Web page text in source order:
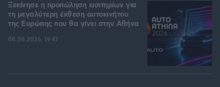
Ξεκίνησε η προπώληση εισιτηρίων για
τη μεγαλύτερη έκθεση αυτοκινήτου
της Ευρώπης που θα γίνει στην Αθήνα
08.08.2026, 19:47